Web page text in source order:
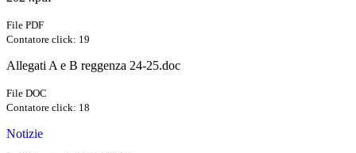
File PDF
Contatore click: 19
Allegati A e B reggenza 24-25.doc
File DOC
Contatore click: 18
Notizie